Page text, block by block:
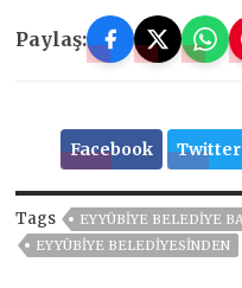
Paylaş:
Facebook Twitter
Tags
EYYÜBIYE BELEDIYE
EYYÜBİYE BELEDİYESİNDEN